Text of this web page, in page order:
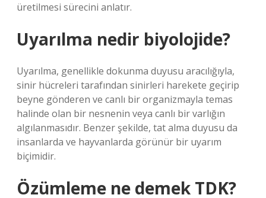
üretilmesi sürecini anlatır.
Uyarılma nedir biyolojide?
Uyarılma, genellikle dokunma duyusu aracılığıyla,
sinir hücreleri tarafından sinirleri harekete geçirip
beyne gönderen ve canlı bir organizmayla temas
halinde olan bir nesnenin veya canlı bir varlığın
algılanmasıdır. Benzer şekilde, tat alma duyusu da
insanlarda ve hayvanlarda görünür bir uyarım
biçimidir.
Özümleme ne demek TDK?